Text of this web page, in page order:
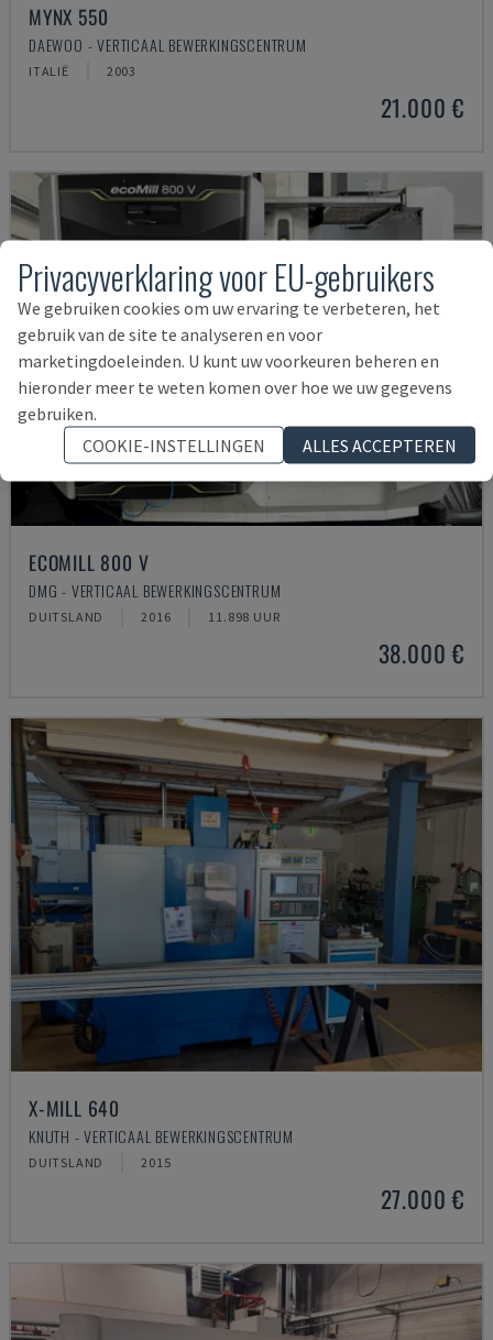
MYNX 550
DAEWOO - VERTICAAL BEWERKINGSCENTRUM
ITALIË 2003
21.000 €
ECOMILL 800 V
DMG - VERTICAAL BEWERKINGSCENTRUM
DUITSLAND 2016 11.898 UUR
38.000 €
X-MILL 640
KNUTH - VERTICAAL BEWERKINGSCENTRUM
DUITSLAND 2015
27.000 €
Privacyverklaring voor EU-gebruikers
We gebruiken cookies om uw ervaring te verbeteren, het
gebruik van de site te analyseren en voor
marketingdoeleinden. U kunt uw voorkeuren beheren en
hieronder meer te weten komen over hoe we uw gegevens
gebruiken.
COOKIE-INSTELLINGEN
ALLES ACCEPTEREN